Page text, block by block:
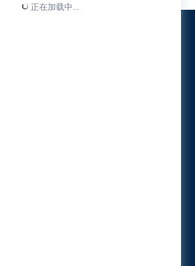
冯先生）
科珠北路232号益科智能创新园2栋4